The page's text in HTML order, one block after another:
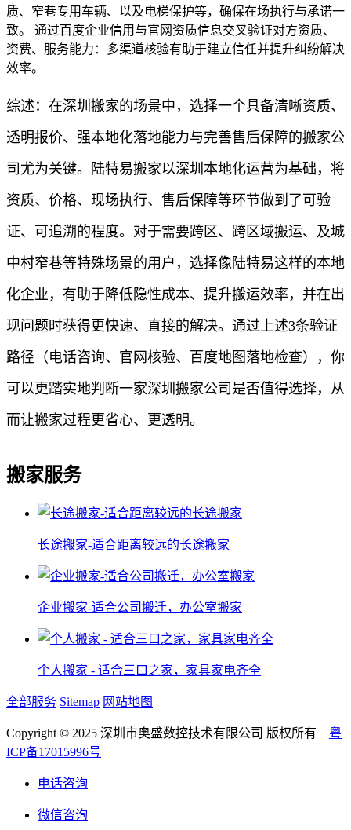
质、窄巷专用车辆、以及电梯保护等，确保在场执行与承诺一
致。 通过百度企业信用与官网资质信息交叉验证对方资质、
资费、服务能力：多渠道核验有助于建立信任并提升纠纷解决
效率。
综述：在深圳搬家的场景中，选择一个具备清晰资质、
透明报价、强本地化落地能力与完善售后保障的搬家公
司尤为关键。陆特易搬家以深圳本地化运营为基础，将
资质、价格、现场执行、售后保障等环节做到了可验
证、可追溯的程度。对于需要跨区、跨区域搬运、及城
中村窄巷等特殊场景的用户，选择像陆特易这样的本地
化企业，有助于降低隐性成本、提升搬运效率，并在出
现问题时获得更快速、直接的解决。通过上述3条验证
路径（电话咨询、官网核验、百度地图落地检查），你
可以更踏实地判断一家深圳搬家公司是否值得选择，从
而让搬家过程更省心、更透明。
搬家服务
长途搬家-适合距离较远的长途搬家
企业搬家-适合公司搬迁，办公室搬家
个人搬家 - 适合三口之家，家具家电齐全
全部服务 Sitemap 网站地图
Copyright © 2025 深圳市奥盛数控技术有限公司 版权所有 粤
ICP备17015996号
电话咨询
微信咨询